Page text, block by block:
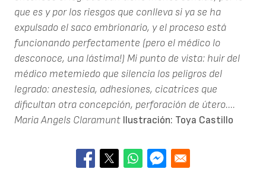
que es y por los riesgos que conlleva si ya se ha
expulsado el saco embrionario, y el proceso está
funcionando perfectamente (pero el médico lo
desconoce, una lástima!) Mi punto de vista: huir del
médico metemiedo que silencia los peligros del
legrado: anestesia, adhesiones, cicatrices que
dificultan otra concepción, perforación de útero....
Maria Angels Claramunt Ilustración: Toya Castillo